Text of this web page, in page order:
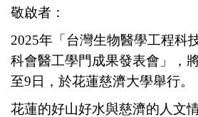
敬啟者：
2025年「台灣生物醫學工程科
科會醫工學門成果發表會」，
至9日，於花蓮慈濟大學舉行。
花蓮的好山好水與慈濟的人文